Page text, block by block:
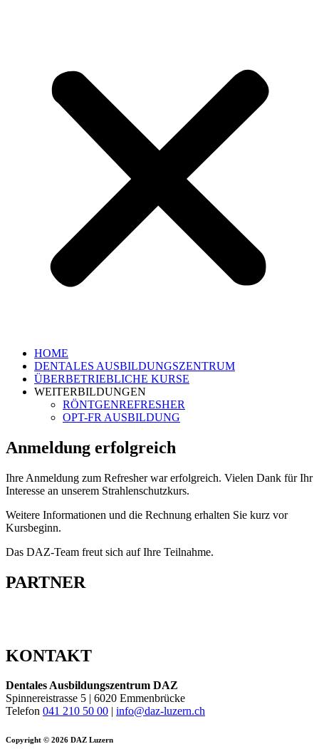
HOME
DENTALES AUSBILDUNGSZENTRUM
ÜBERBETRIEBLICHE KURSE
WEITERBILDUNGEN
RÖNTGENREFRESHER
OPT-FR AUSBILDUNG
Anmeldung erfolgreich
Ihre Anmeldung zum Refresher war erfolgreich. Vielen Dank für Ihr
Interesse an unserem Strahlenschutzkurs.
Weitere Informationen und die Rechnung erhalten Sie kurz vor
Kursbeginn.
Das DAZ-Team freut sich auf Ihre Teilnahme.
PARTNER
KONTAKT
Dentales Ausbildungszentrum DAZ
Spinnereistrasse 5 | 6020 Emmenbrücke
Telefon 041 210 50 00 | info@daz-luzern.ch
Copyright © 2026 DAZ Luzern